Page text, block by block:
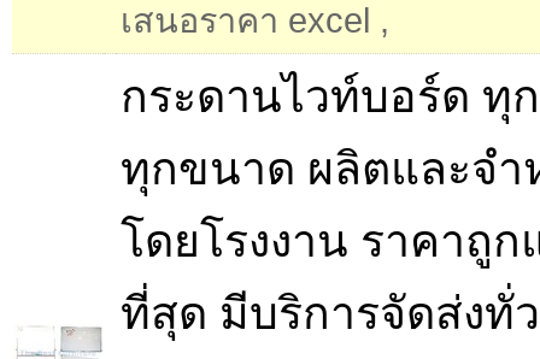
เสนอราคา excel ,
กระดานไวท์บอร์ด ทุ
ทุกขนาด ผลิตและจำ
โดยโรงงาน ราคาถูก
ที่สุด มีบริการจัดส่งทั่ว